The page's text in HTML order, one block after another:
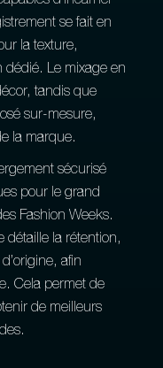
se fait en
la texture,
dédié. Le mixage en
tandis que
sur‑mesure,
la marque.
sécurisé
pour le grand
Fashion Weeks.
détaille la rétention,
afin
Cela permet de
de meilleurs